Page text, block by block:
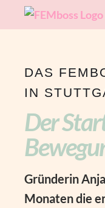
DAS
IN
Der
Gründerin
Monaten die